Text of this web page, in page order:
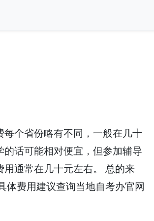
个省份略有不同，一般在几十
话可能相对便宜，但参加辅导
通常在几十元左右。 总的来
体费用建议查询当地自考办官网